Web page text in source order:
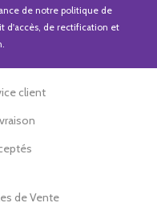
de notre politique de
d'accès, de rectification et
client
de Vente